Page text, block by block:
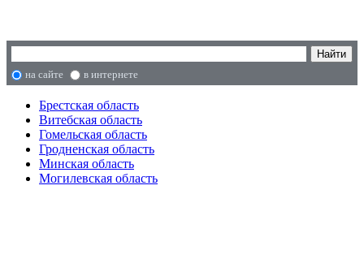
на сайте в интернете
Брестская область
Витебская область
Гомельская область
Гродненская область
Минская область
Могилевская область